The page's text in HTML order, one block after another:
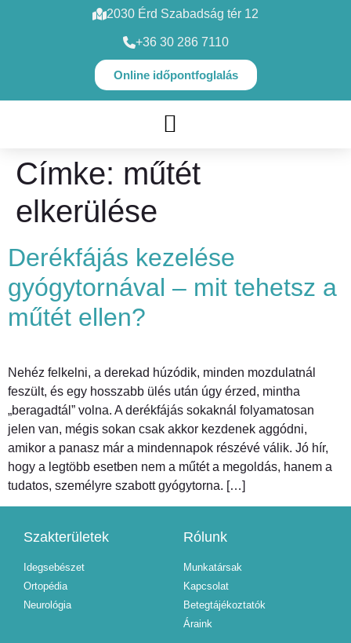
2030 Érd Szabadság tér 12
+36 30 286 7110
Online időpontfoglalás
Címke: műtét
elkerülése
Derékfájás kezelése
gyógytornával – mit tehetsz a
műtét ellen?
Nehéz felkelni, a derekad húzódik, minden mozdulatnál
feszült, és egy hosszabb ülés után úgy érzed, mintha
„beragadtál” volna. A derékfájás sokaknál folyamatosan
jelen van, mégis sokan csak akkor kezdenek aggódni,
amikor a panasz már a mindennapok részévé válik. Jó hír,
hogy a legtöbb esetben nem a műtét a megoldás, hanem a
tudatos, személyre szabott gyógytorna. […]
Szakterületek
Idegsebészet
Ortopédia
Neurológia
Rólunk
Munkatársak
Kapcsolat
Betegtájékoztatók
Áraink